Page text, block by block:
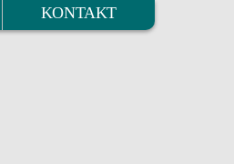
KONTAKT